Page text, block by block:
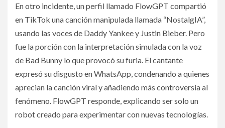
En otro incidente, un perfil llamado FlowGPT compartió
en TikTok una canción manipulada llamada “NostalgIA”,
usando las voces de Daddy Yankee y Justin Bieber. Pero
fue la porción con la interpretación simulada con la voz
de Bad Bunny lo que provocó su furia. El cantante
expresó su disgusto en WhatsApp, condenando a quienes
aprecian la canción viral y añadiendo más controversia al
fenómeno. FlowGPT responde, explicando ser solo un
robot creado para experimentar con nuevas tecnologías.